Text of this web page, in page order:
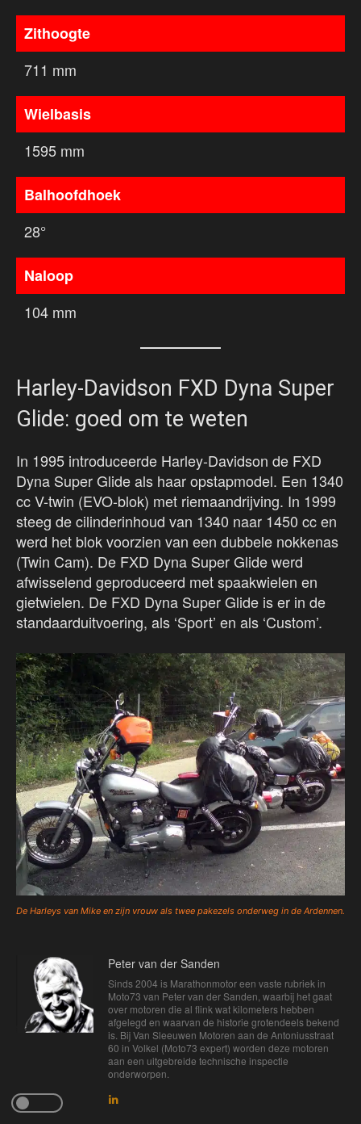
Zithoogte
711 mm
Wielbasis
1595 mm
Balhoofdhoek
28°
Naloop
104 mm
Harley-Davidson FXD Dyna Super
Glide: goed om te weten
In 1995 introduceerde Harley-Davidson de FXD
Dyna Super Glide als haar opstapmodel. Een 1340
cc V-twin (EVO-blok) met riemaandrijving. In 1999
steeg de cilinderinhoud van 1340 naar 1450 cc en
werd het blok voorzien van een dubbele nokkenas
(Twin Cam). De FXD Dyna Super Glide werd
afwisselend geproduceerd met spaakwielen en
gietwielen. De FXD Dyna Super Glide is er in de
standaarduitvoering, als ‘Sport’ en als ‘Custom’.
De Harleys van Mike en zijn vrouw als twee pakezels onderweg in de Ardennen.
Peter van der Sanden
Sinds 2004 is Marathonmotor een vaste rubriek in
Moto73 van Peter van der Sanden, waarbij het gaat
over motoren die al flink wat kilometers hebben
afgelegd en waarvan de historie grotendeels bekend
is. Bij Van Sleeuwen Motoren aan de Antoniusstraat
60 in Volkel (Moto73 expert) worden deze motoren
aan een uitgebreide technische inspectie
onderworpen.